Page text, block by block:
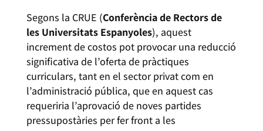
Segons la CRUE (Conferència de Rectors de
les Universitats Espanyoles), aquest
increment de costos pot provocar una reducció
significativa de l’oferta de pràctiques
curriculars, tant en el sector privat com en
l’administració pública, que en aquest cas
requeriria l’aprovació de noves partides
pressupostàries per fer front a les